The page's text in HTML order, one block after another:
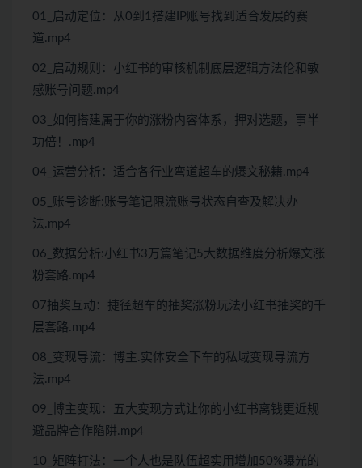
01_启动定位：从0到1搭建IP账号找到适合发展的赛
道.mp4
02_启动规则：小红书的审核机制底层逻辑方法伦和敏
感账号问题.mp4
03_如何搭建属于你的涨粉内容体系，押对选题，事半
功倍！.mp4
04_运营分析：适合各行业弯道超车的爆文秘籍.mp4
05_账号诊断:账号笔记限流账号状态自查及解决办
法.mp4
06_数据分析:小红书3万篇笔记5大数据维度分析爆文涨
粉套路.mp4
07抽奖互动：捷径超车的抽奖涨粉玩法小红书抽奖的千
层套路.mp4
08_变现导流：博主.实体安全下车的私域变现导流方
法.mp4
09_博主变现：五大变现方式让你的小红书离钱更近规
避品牌合作陷阱.mp4
10_矩阵打法：一个人也是队伍超实用增加50%曝光的